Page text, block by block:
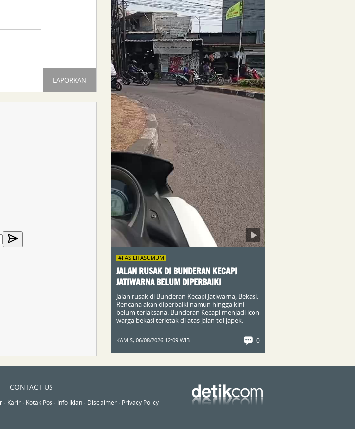
LAPORKAN
#FASILITASUMUM
JALAN RUSAK DI BUNDERAN KECAPI
JATIWARNA BELUM DIPERBAIKI
Jalan rusak di Bunderan Kecapi Jatiwarna, Bekasi.
Rencana akan diperbaiki namun hingga kini
belum terlaksana. Bunderan Kecapi menjadi icon
warga bekasi terletak di atas jalan tol japek.
KAMIS, 06/08/2026 12:09 WIB 0
CONTACT US
· Karir · Kotak Pos · Info Iklan · Disclaimer · Privacy Policy